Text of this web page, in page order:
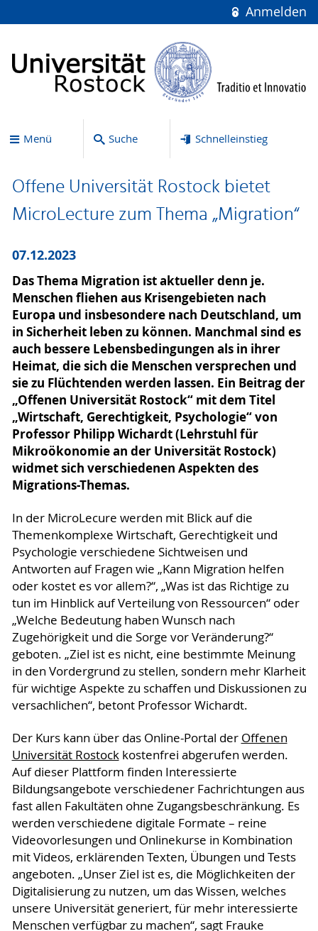
Anmelden
Menü Suche Schnelleinstieg
Offene Universität Rostock bietet
MicroLecture zum Thema „Migration“
07.12.2023
Das Thema Migration ist aktueller denn je.
Menschen fliehen aus Krisengebieten nach
Europa und insbesondere nach Deutschland, um
in Sicherheit leben zu können. Manchmal sind es
auch bessere Lebensbedingungen als in ihrer
Heimat, die sich die Menschen versprechen und
sie zu Flüchtenden werden lassen. Ein Beitrag der
„Offenen Universität Rostock“ mit dem Titel
„Wirtschaft, Gerechtigkeit, Psychologie“ von
Professor Philipp Wichardt (Lehrstuhl für
Mikroökonomie an der Universität Rostock)
widmet sich verschiedenen Aspekten des
Migrations-Themas.
In der MicroLecure werden mit Blick auf die
Themenkomplexe Wirtschaft, Gerechtigkeit und
Psychologie verschiedene Sichtweisen und
Antworten auf Fragen wie „Kann Migration helfen
oder kostet es vor allem?“, „Was ist das Richtige zu
tun im Hinblick auf Verteilung von Ressourcen“ oder
„Welche Bedeutung haben Wunsch nach
Zugehörigkeit und die Sorge vor Veränderung?“
geboten. „Ziel ist es nicht, eine bestimmte Meinung
in den Vordergrund zu stellen, sondern mehr Klarheit
für wichtige Aspekte zu schaffen und Diskussionen zu
versachlichen“, betont Professor Wichardt.
Der Kurs kann über das Online-Portal der Offenen
Universität Rostockkostenfrei abgerufen werden.
Auf dieser Plattform finden Interessierte
Bildungsangebote verschiedener Fachrichtungen aus
fast allen Fakultäten ohne Zugangsbeschränkung. Es
werden verschiedene digitale Formate – reine
Videovorlesungen und Onlinekurse in Kombination
mit Videos, erklärenden Texten, Übungen und Tests
angeboten. „Unser Ziel ist es, die Möglichkeiten der
Digitalisierung zu nutzen, um das Wissen, welches
unsere Universität generiert, für mehr interessierte
Menschen verfügbar zu machen“, sagt Frauke